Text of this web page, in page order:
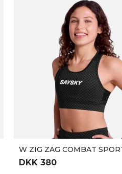
W ZIG ZAG COMBAT
DKK 380